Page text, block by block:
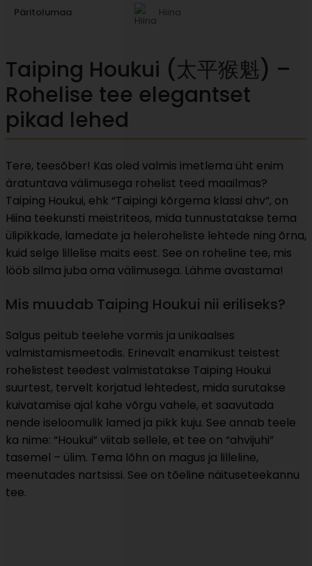
Päritolumaa Hiina
Taiping Houkui (太平猴魁) –
Rohelise tee elegantset
pikad lehed
Tere, teesõber! Kas oled valmis imetlema üht enim
äratuntava välimusega rohelist teed maailmas?
Taiping Houkui, ehk “Taipingi kõrgema klassi ahv”, on
Hiina teekunsti meistriteos, mida tunnustatakse tema
ülipikkade, lamedate ja heleroheliste lehtede ning õrna,
kuid selge lillelise maits eest. See on roheline tee, mis
lööb silma juba oma välimusega. Lähme avastama!
Mis muudab Taiping Houkui nii eriliseks?
Salgus peitub teelehe vormis ja unikaalses
valmistamismeetodis. Erinevalt enamikust teistest
rohelistest teedest valmistatakse Taiping Houkui
suurtest, tervelt korjatud lehtedest, mida surutakse
kuivatamise ajal kahe võrgu vahele, et saavutada
nende iseloomulik lamed ja pikk kuju. See annab teele
ka nime: “Houkui” viitab sellele, et tee on “ahvijuhi”
tasemel – ülim. Tema lõhn on magus ja lilleline,
meenutades nartsissi. See on tõeline näituseteekannu
tee.